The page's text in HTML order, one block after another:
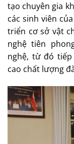
tạo chuyên gia
các sinh viên
triển cơ sở vật
nghệ tiên
nghệ, từ đó tiếp
cao chất lượng